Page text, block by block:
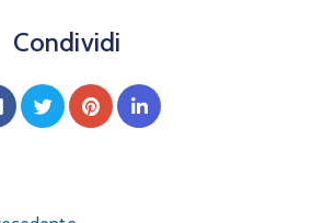
Condividi